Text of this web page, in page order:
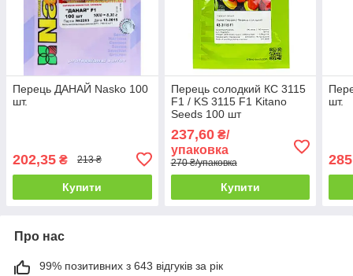
Перець ДАНАЙ Nasko 100
шт.
202,35 ₴ 213 ₴
Купити
Перець солодкий КС 3115
F1 / KS 3115 F1 Kitano
Seeds 100 шт
237,60₴/
упаковка
270 ₴/упаковка
Купити
шт.
Про нас
99% позитивних з 643 відгуків за рік